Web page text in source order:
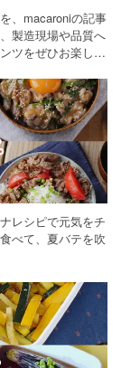
、macaroniの記事
製造現場や品質へ
ツをぜひお楽しみ
レシピで元気をチ
べて、夏バテを吹